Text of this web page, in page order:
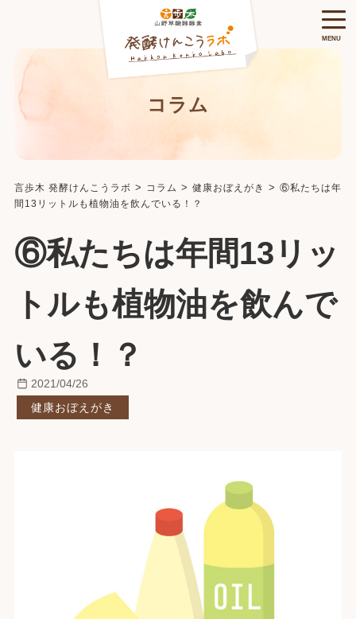
コラム
言歩木 発酵けんこうラボ > コラム > 健康おぼえがき > ⑥私たちは年
間13リットルも植物油を飲んでいる！？
⑥私たちは年間13リッ
トルも植物油を飲んで
いる！？
2021/04/26
健康おぼえがき
MENU